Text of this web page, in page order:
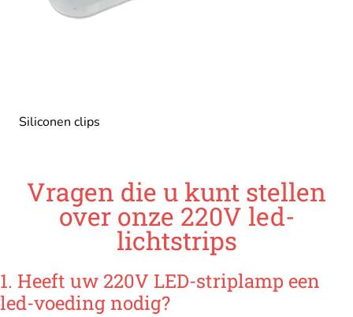
Siliconen clips
Vragen die u kunt stellen
over onze 220V led-
lichtstrips
1. Heeft uw 220V LED-striplamp een
led-voeding nodig?